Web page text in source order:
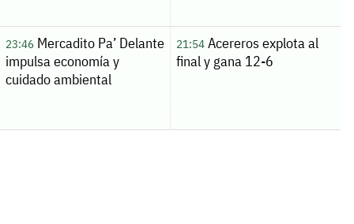
23:46Mercadito Pa’ Delante
impulsa economía y
cuidado ambiental
21:54Acereros explota al
final y gana 12-6